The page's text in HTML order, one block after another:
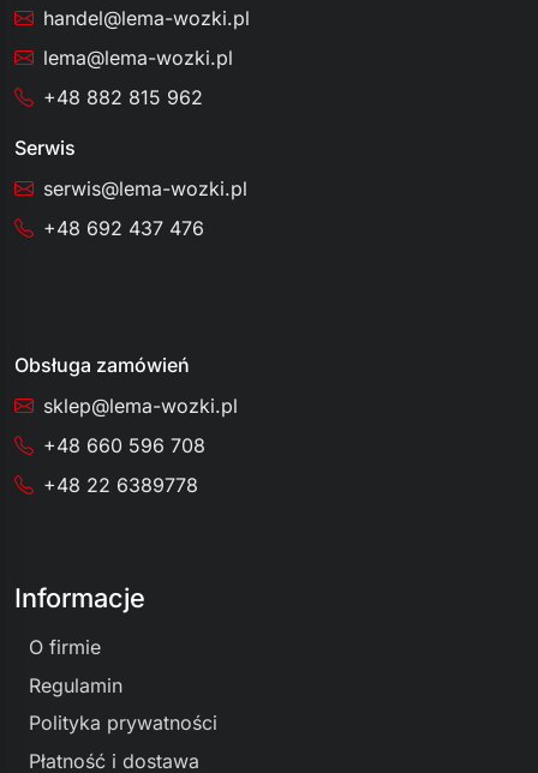
handel@lema-wozki.pl
lema@lema-wozki.pl
+48 882 815 962
Serwis
serwis@lema-wozki.pl
+48 692 437 476
Obsługa zamówień
sklep@lema-wozki.pl
+48 660 596 708
+48 22 6389778
Informacje
O firmie
Regulamin
Polityka prywatności
Płatność i dostawa